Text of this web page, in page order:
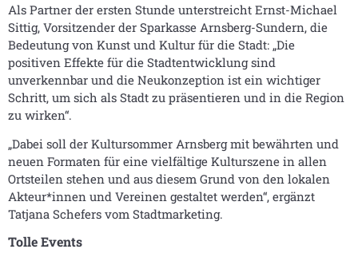
Als Partner der ersten Stunde unterstreicht Ernst-Michael
Sittig, Vorsitzender der Sparkasse Arnsberg-Sundern, die
Bedeutung von Kunst und Kultur für die Stadt: „Die
positiven Effekte für die Stadtentwicklung sind
unverkennbar und die Neukonzeption ist ein wichtiger
Schritt, um sich als Stadt zu präsentieren und in die Region
zu wirken“.
„Dabei soll der Kultursommer Arnsberg mit bewährten und
neuen Formaten für eine vielfältige Kulturszene in allen
Ortsteilen stehen und aus diesem Grund von den lokalen
Akteur*innen und Vereinen gestaltet werden“, ergänzt
Tatjana Schefers vom Stadtmarketing.
Tolle Events